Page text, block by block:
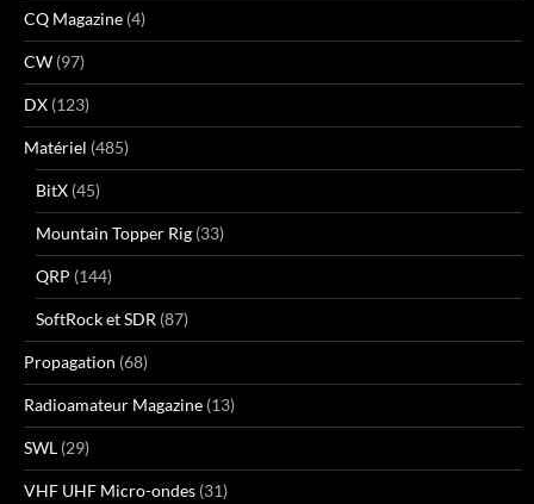
CQ Magazine (4)
CW (97)
DX (123)
Matériel (485)
BitX (45)
Mountain Topper Rig (33)
QRP (144)
SoftRock et SDR (87)
Propagation (68)
Radioamateur Magazine (13)
SWL (29)
VHF UHF Micro-ondes (31)